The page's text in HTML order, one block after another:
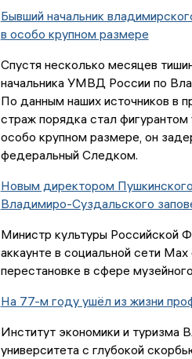
Бывший начальник
в особо крупном размере
Спустя несколько месяцев
начальника УМВД России по
По данным наших источников в
страж порядка стал фигурантом
особо крупном размере, он
федеральный Следком.
Новым директором
Владимиро-Суздальского
Министр культуры Российской
аккаунте в социальной сети
перестановке в сфере
На 77-м году ушёл из жизни
Институт экономики и туризма
университета с глубокой